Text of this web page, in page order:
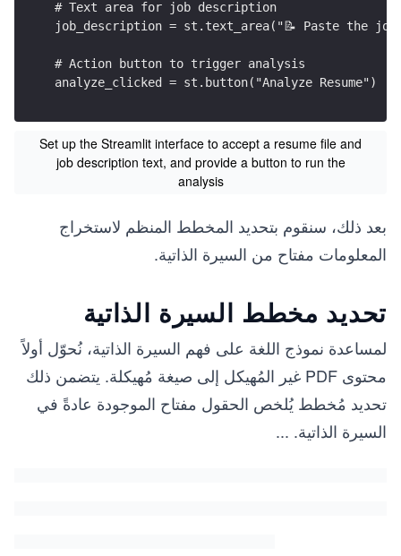
# Text area for job description
job_description = st.text_area("📝 Paste the
# Action button to trigger analysis
analyze_clicked = st.button("Analyze Resume")
Set up the Streamlit interface to accept a resume file and
job description text, and provide a button to run the
analysis
بعد ذلك، سنقوم بتحديد المخطط المنظم لاستخراج
المعلومات مفتاح من السيرة الذاتية.
تحديد مخطط السيرة الذاتية
لمساعدة نموذج اللغة على فهم السيرة الذاتية، نُحوّل أولاً
محتوى PDF غير المُهيكل إلى صيغة مُهيكلة. يتضمن ذلك
تحديد مُخطط يُلخص الحقول مفتاح الموجودة عادةً في
السيرة الذاتية. ...